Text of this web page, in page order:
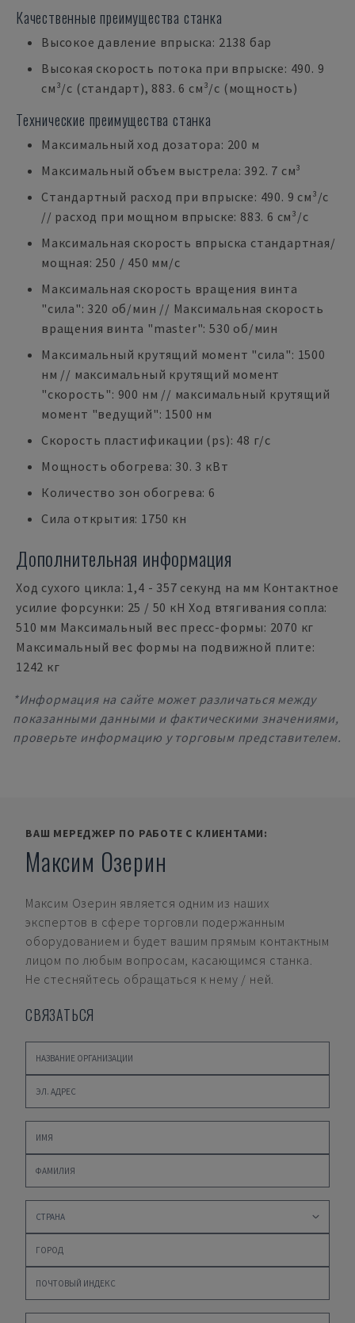
Качественные преимущества станка
Высокое давление впрыска: 2138 бар
Высокая скорость потока при впрыске: 490. 9
см³/с (стандарт), 883. 6 см³/с (мощность)
Технические преимущества станка
Максимальный ход дозатора: 200 м
Максимальный объем выстрела: 392. 7 см³
Стандартный расход при впрыске: 490. 9 см³/с
// расход при мощном впрыске: 883. 6 см³/с
Максимальная скорость впрыска стандартная/
мощная: 250 / 450 мм/с
Максимальная скорость вращения винта
"сила": 320 об/мин // Максимальная скорость
вращения винта "master": 530 об/мин
Максимальный крутящий момент "сила": 1500
нм // максимальный крутящий момент
"скорость": 900 нм // максимальный крутящий
момент "ведущий": 1500 нм
Скорость пластификации (ps): 48 г/с
Мощность обогрева: 30. 3 кВт
Количество зон обогрева: 6
Сила открытия: 1750 кн
Дополнительная информация
Ход сухого цикла: 1,4 - 357 секунд на мм Контактное
усилие форсунки: 25 / 50 кН Ход втягивания сопла:
510 мм Максимальный вес пресс-формы: 2070 кг
Максимальный вес формы на подвижной плите:
1242 кг
*Информация на сайте может различаться между
показанными данными и фактическими значениями,
проверьте информацию у торговым представителем.
ВАШ МЕРЕДЖЕР ПО РАБОТЕ С КЛИЕНТАМИ:
Максим Озерин
Максим Озерин является одним из наших
экспертов в сфере торговли подержанным
оборудованием и будет вашим прямым контактным
лицом по любым вопросам, касающимся станка.
Не стесняйтесь обращаться к нему / ней.
СВЯЗАТЬСЯ